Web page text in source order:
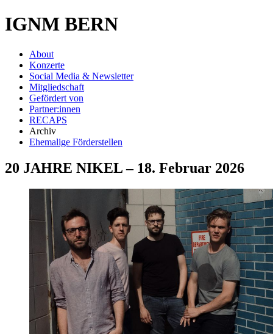
IGNM BERN
About
Konzerte
Social Media & Newsletter
Mitgliedschaft
Gefördert von
Partner:innen
RECAPS
Archiv
Ehemalige Förderstellen
20 JAHRE NIKEL – 18. Februar 2026